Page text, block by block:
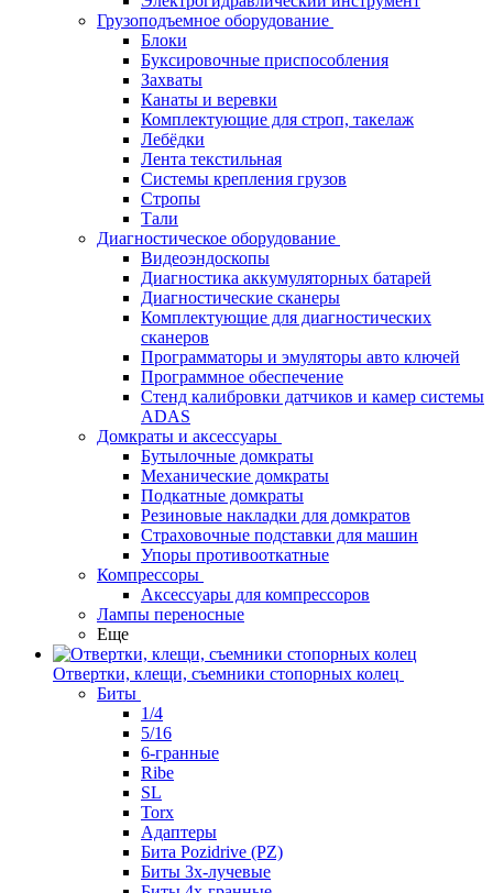
Грузоподъемное оборудование
Блоки
Буксировочные приспособления
Захваты
Канаты и веревки
Комплектующие для строп, такелаж
Лебёдки
Лента текстильная
Системы крепления грузов
Стропы
Тали
Диагностическое оборудование
Видеоэндоскопы
Диагностика аккумуляторных батарей
Диагностические сканеры
Комплектующие для диагностических
сканеров
Программаторы и эмуляторы авто ключей
Программное обеспечение
Стенд калибровки датчиков и камер системы
ADAS
Домкраты и аксессуары
Бутылочные домкраты
Механические домкраты
Подкатные домкраты
Резиновые накладки для домкратов
Страховочные подставки для машин
Упоры противооткатные
Компрессоры
Аксессуары для компрессоров
Лампы переносные
Еще
Отвертки, клещи, съемники стопорных колец
Биты
1/4
5/16
6-гранные
Ribe
SL
Torx
Адаптеры
Бита Pozidrive (PZ)
Биты 3х-лучевые